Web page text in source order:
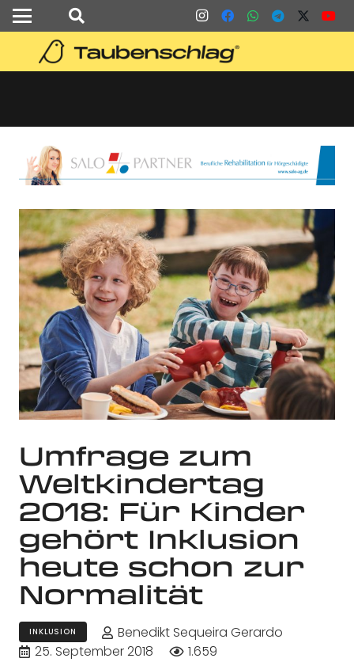
Umfrage zum
Weltkindertag
2018: Für Kinder
gehört Inklusion
heute schon zur
Normalität
INKLUSION
Benedikt Sequeira Gerardo
25. September 2018
1.659